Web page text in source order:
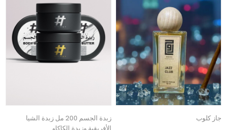
جاز كلوب
زبدة الجسم 200 مل زبدة الشيا